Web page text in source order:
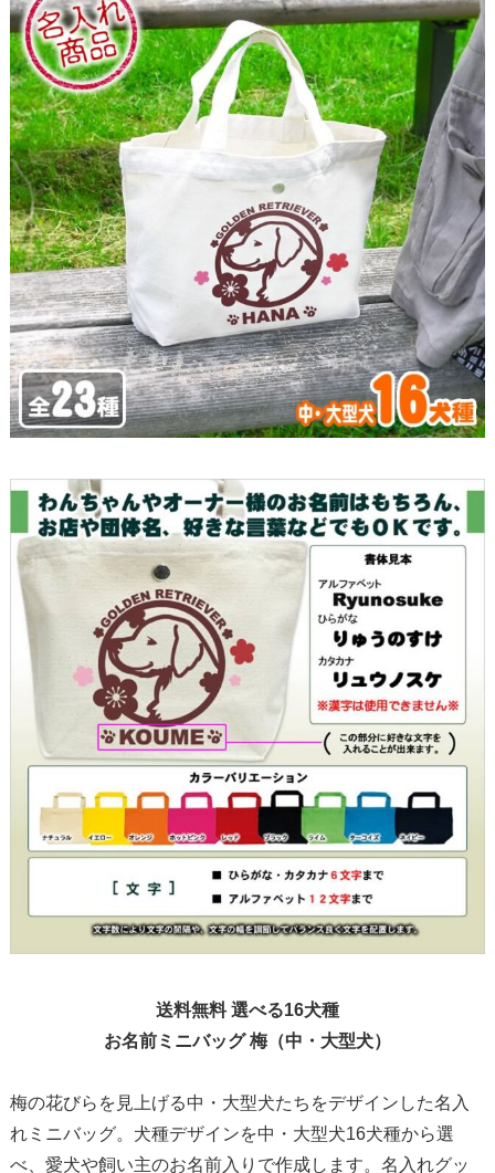
送料無料 選べる16犬種
お名前ミニバッグ 梅（中・大型犬）
梅の花びらを見上げる中・大型犬たちをデザインした名入
れミニバッグ。犬種デザインを中・大型犬16犬種から選
べ、愛犬や飼い主のお名前入りで作成します。名入れグッ